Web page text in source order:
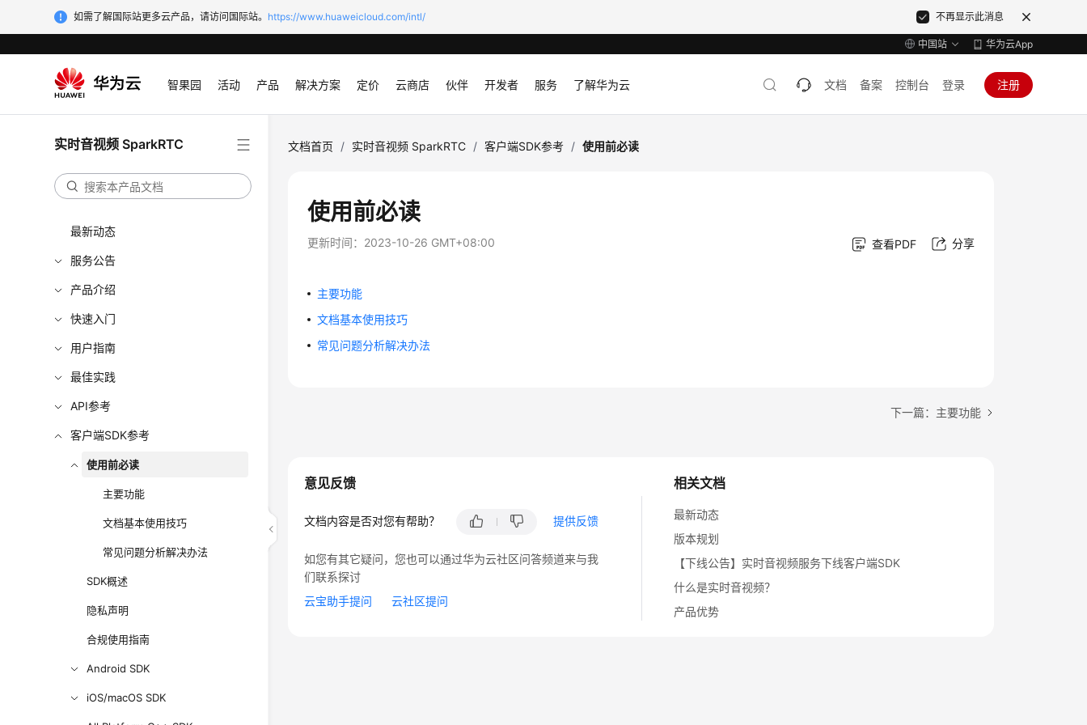
如需了解国际站更多云产品，请访问国际站。 https://www.huaweicloud.com/intl/ 不再显示此消息
中国站 华为云App
智果园 活动 产品 解决方案 定价 云商店 伙伴 开发者 服务 了解华为云 文档 备案 控制台 登录 注册
实时音视频 SparkRTC
最新动态
服务公告
产品介绍
快速入门
用户指南
最佳实践
API参考
客户端SDK参考
使用前必读
主要功能
文档基本使用技巧
常见问题分析解决办法
SDK概述
隐私声明
合规使用指南
Android SDK
iOS/macOS SDK
文档首页 / 实时音视频 SparkRTC / 客户端SDK参考 / 使用前必读
使用前必读
更新时间： 2023-10-26 GMT+08:00 查看PDF 分享
主要功能
文档基本使用技巧
常见问题分析解决办法
下一篇：主要功能
相关文档
最新动态
版本规划
【下线公告】实时音视频服务下线客户端SDK
什么是实时音视频？
产品优势
意见反馈
文档内容是否对您有帮助？ 提供反馈
如您有其它疑问，您也可以通过华为云社区问答频道来与我
们联系探讨
云宝助手提问
云社区提问